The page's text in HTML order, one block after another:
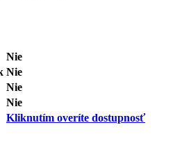
Nie
Nie
Nie
Nie
Kliknutím overíte dostupnosť